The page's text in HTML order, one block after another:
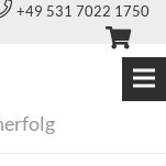
+49 531 7022 1750